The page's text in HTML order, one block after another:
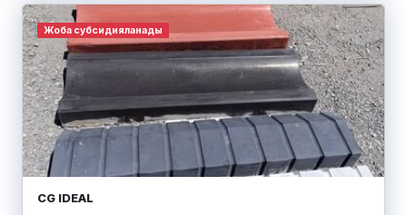
Жоба субсидияланады
CG IDEAL